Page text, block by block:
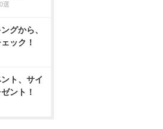
選
グから、
ック！
ト、サイ
ント！